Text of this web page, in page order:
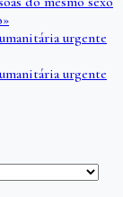
urgente
urgente